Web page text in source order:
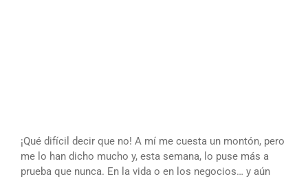
¡Qué difícil decir que no! A mí me cuesta un montón, pero
me lo han dicho mucho y, esta semana, lo puse más a
prueba que nunca. En la vida o en los negocios… y aún